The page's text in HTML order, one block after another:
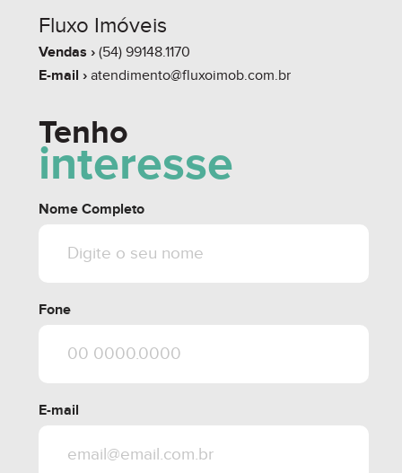
Fluxo Imóveis
Vendas › (54) 99148.1170
E-mail › atendimento@fluxoimob.com.br
Tenho
interesse
Nome Completo
Fone
E-mail